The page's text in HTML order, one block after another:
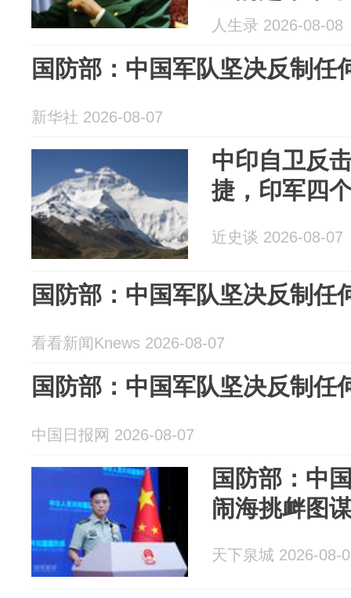
而是从建制
题， 一个都
人生录 2026-08-08
国防部：中国军队坚决反制任
新华社 2026-08-07
中印自卫反
捷，印军四
近史谈 2026-08-07
国防部：中国军队坚决反制任
看看新闻Knews 2026-08-07
国防部：中国军队坚决反制任
中国日报网 2026-08-07
国防部：中
闹海挑衅图
天下泉城 2026-08-